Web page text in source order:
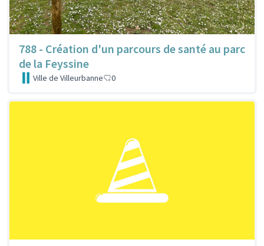
788 - Création d'un parcours de santé au parc
de la Feyssine
Ville de Villeurbanne 0